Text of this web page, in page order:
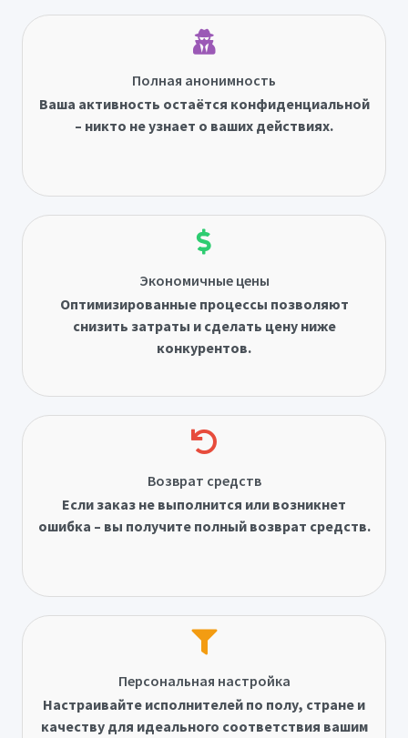
Полная анонимность
Ваша активность остаётся конфиденциальной
– никто не узнает о ваших действиях.
Экономичные цены
Оптимизированные процессы позволяют
снизить затраты и сделать цену ниже
конкурентов.
Возврат средств
Если заказ не выполнится или возникнет
ошибка – вы получите полный возврат средств.
Персональная настройка
Настраивайте исполнителей по полу, стране и
качеству для идеального соответствия вашим